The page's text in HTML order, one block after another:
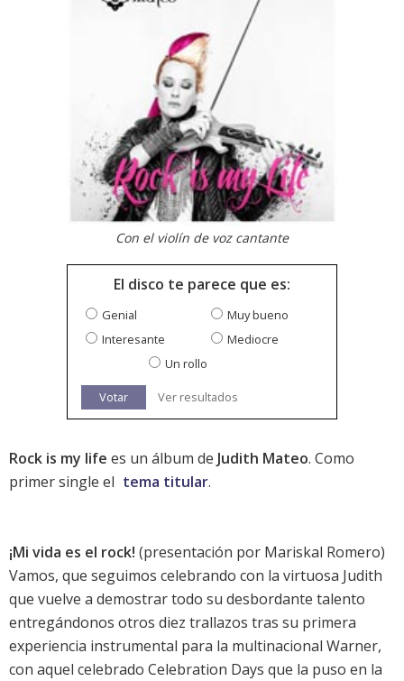
Con el violín de voz cantante
El disco te parece que es:
Genial
Muy bueno
Interesante
Mediocre
Un rollo
Votar Ver resultados
Rock is my life es un álbum de Judith Mateo. Como
primer single el tema titular.
¡Mi vida es el rock! (presentación por Mariskal Romero)
Vamos, que seguimos celebrando con la virtuosa Judith
que vuelve a demostrar todo su desbordante talento
entregándonos otros diez trallazos tras su ­primera
experiencia instrumental para la multinacional Warner,
con aquel celebrado ­Celebration Days que la puso en la